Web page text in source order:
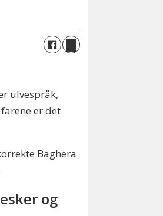
ulvespråk,
er det
Baghera
og